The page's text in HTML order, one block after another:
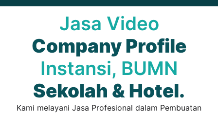
Jasa Video
Company Profile
Instansi, BUMN
Sekolah & Hotel.
Kami melayani Jasa Profesional dalam Pembuatan